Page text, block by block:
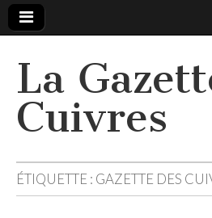
La
Cuivres
ÉTIQUETTE : GAZETTE DES